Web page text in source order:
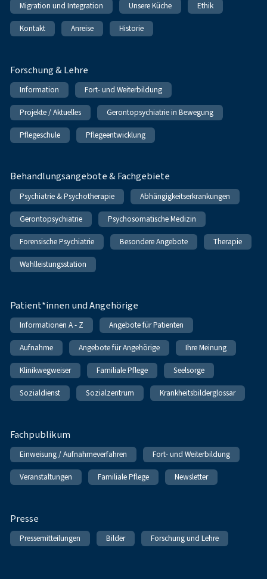
Migration und Integration Unsere Küche Ethik
Kontakt Anreise Historie
Forschung & Lehre
Information Fort- und Weiterbildung
Projekte / Aktuelles Gerontopsychiatrie in Bewegung
Pflegeschule Pflegeentwicklung
Behandlungsangebote & Fachgebiete
Psychiatrie & Psychotherapie Abhängigkeitserkrankungen
Gerontopsychiatrie Psychosomatische Medizin
Forensische Psychiatrie Besondere Angebote Therapie
Wahlleistungsstation
Patient*innen und Angehörige
Informationen A - Z Angebote für Patienten
Aufnahme Angebote für Angehörige Ihre Meinung
Klinikwegweiser Familiale Pflege Seelsorge
Sozialdienst Sozialzentrum Krankheitsbilderglossar
Fachpublikum
Einweisung / Aufnahmeverfahren Fort- und Weiterbildung
Veranstaltungen Familiale Pflege Newsletter
Presse
Pressemitteilungen Bilder Forschung und Lehre